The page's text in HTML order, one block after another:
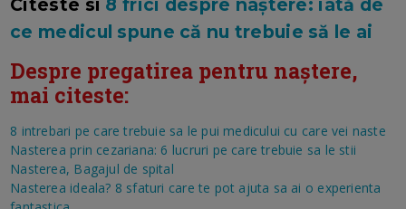
ce medicul spune că nu trebuie să le ai
Despre pregatirea pentru naștere,
mai citeste:
8 intrebari pe care trebuie sa le pui medicului cu care vei naste
Nasterea prin cezariana: 6 lucruri pe care trebuie sa le stii
Nasterea, Bagajul de spital
Nasterea ideala? 8 sfaturi care te pot ajuta sa ai o experienta